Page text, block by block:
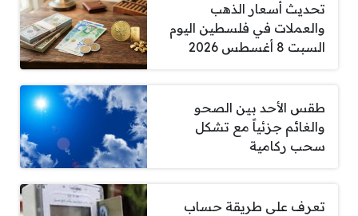
تحديث أسعار الذهب
والعملات في فلسطين اليوم
السبت 8 أغسطس 2026
طقس الأحد بين الصحو
والغائم جزئياً مع تشكل
سحب ركامية
تعرف على طريقة حساب